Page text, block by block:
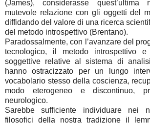
(James), considerasse
mutevole relazione con gli oggetti del
diffidando del valore di una ricerca
del metodo introspettivo (Brentano).
Paradossalmente, con l’avanzare del
tecnologico, il metodo introspettivo e
soggettive relative al sistema di
hanno ostracizzato per un lungo
vocabolario stesso della coscienza,
modo eterogeneo e discontinuo,
neurologico.
Sarebbe sufficiente individuare nei
filosofici della nostra tradizione il